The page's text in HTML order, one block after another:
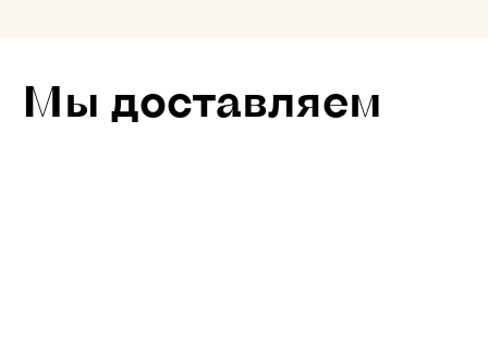
Мы доставляем